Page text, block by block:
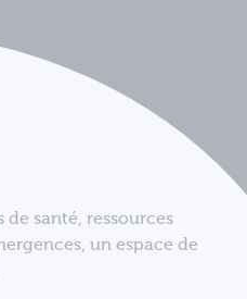
santé, ressources
un espace de